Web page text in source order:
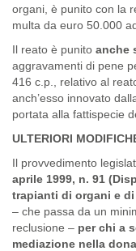
organi, è punito con la
multa da euro 50.000
Il reato è punito anche
aggravamenti di pene
416 c.p., relativo al
anch’esso innovato
portata alla fattispecie
ULTERIORI
Il provvedimento
aprile 1999, n. 91
trapianti di organi e
– che passa da un
reclusione – per chi a
mediazione nella